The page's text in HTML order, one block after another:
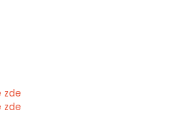
zde
zde